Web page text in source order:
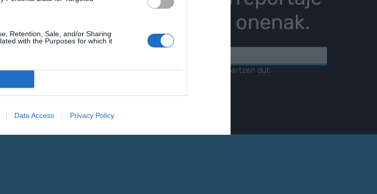
Retention, Sale, and/or Sharing
with the Purposes for which it
Data Access Privacy Policy
eta elkarrizketa onenak.
POSTA-ELEKTRONIKOA
Datuen tratamenduairakurri eta onartzen dut.